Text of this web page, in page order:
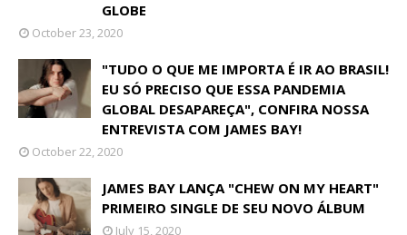
GLOBE
October 23, 2020
"TUDO O QUE ME IMPORTA É IR AO BRASIL!
EU SÓ PRECISO QUE ESSA PANDEMIA
GLOBAL DESAPAREÇA", CONFIRA NOSSA
ENTREVISTA COM JAMES BAY!
October 22, 2020
JAMES BAY LANÇA "CHEW ON MY HEART"
PRIMEIRO SINGLE DE SEU NOVO ÁLBUM
July 15, 2020